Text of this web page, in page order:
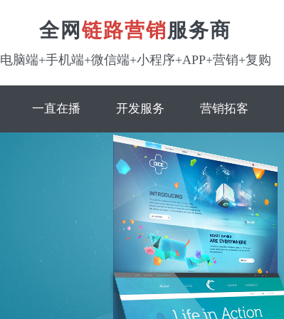
全网链路营销服务商
电脑端+手机端+微信端+小程序+APP+营销+复购
一直在播 开发服务 营销拓客